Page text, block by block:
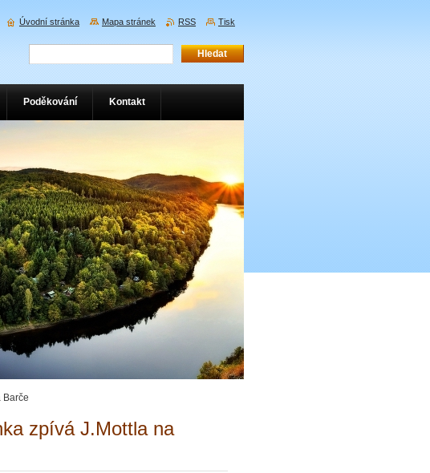
Barče
zpívá J.Mottla na
Poděkování Kontakt
Úvodní stránka Mapa stránek RSS Tisk